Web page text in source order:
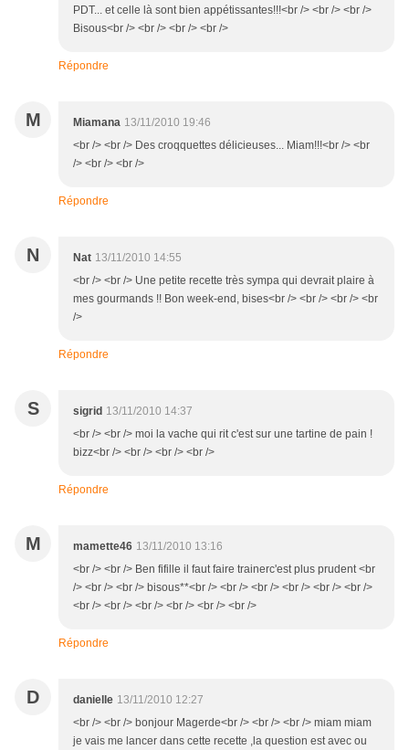
PDT... et celle là sont bien appétissantes!!!<br /> <br /> <br />
Bisous<br /> <br /> <br /> <br />
Répondre
M Miamana 13/11/2010 19:46
<br /> <br /> Des croqquettes délicieuses... Miam!!!<br /> <br
/> <br /> <br />
Répondre
N Nat 13/11/2010 14:55
<br /> <br /> Une petite recette très sympa qui devrait plaire à
mes gourmands !! Bon week-end, bises<br /> <br /> <br /> <br
/>
Répondre
S sigrid 13/11/2010 14:37
<br /> <br /> moi la vache qui rit c'est sur une tartine de pain !
bizz<br /> <br /> <br /> <br />
Répondre
M mamette46 13/11/2010 13:16
<br /> <br /> Ben fifille il faut faire trainerc'est plus prudent <br
/> <br /> <br /> bisous**<br /> <br /> <br /> <br /> <br /> <br />
<br /> <br /> <br /> <br /> <br /> <br />
Répondre
D danielle 13/11/2010 12:27
<br /> <br /> bonjour Magerde<br /> <br /> <br /> miam miam
je vais me lancer dans cette recette ,la question est avec ou